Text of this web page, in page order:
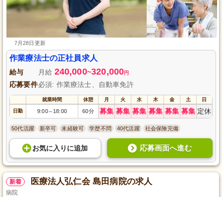
7月28日更新
作業療法士の正社員求人
給与 月給 240,000~320,000円
応募要件必須: 作業療法士、自動車免許
就業時間 休憩 月 火 水 木 金 土 日
日勤 9:00～ 18:00 60分 募集 募集 募集 募集 募集 募集 定休
50代活躍 新卒可 未経験可 学歴不問 40代活躍 社会保険完備
お気に入り に追加 応募画面へ進む
新着 医療法人弘仁会 島田病院の求人
病院